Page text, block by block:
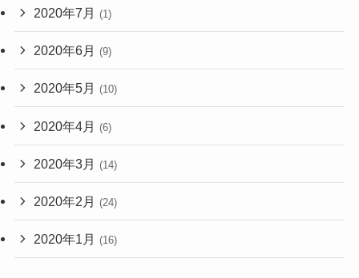
2020年7月 (1)
2020年6月 (9)
2020年5月 (10)
2020年4月 (6)
2020年3月 (14)
2020年2月 (24)
2020年1月 (16)